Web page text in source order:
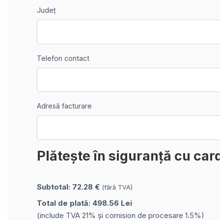
Județ
Telefon contact
Adresă facturare
Plătește în siguranță cu
Subtotal: 72.28 € (fără TVA)
Total de plată: 498.56 Lei
(include TVA 21% și comision de procesare 1.5%)